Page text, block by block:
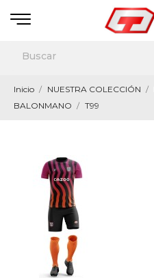
Inicio NUESTRA COLECCIÓN
BALONMANO
T99